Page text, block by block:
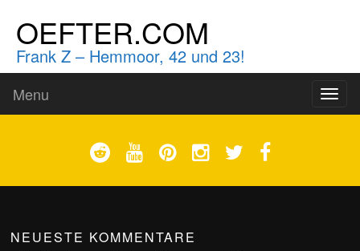
OEFTER.COM
Frank Z – Hemmoor, 42 und 23!
Menu
NEUESTE KOMMENTARE